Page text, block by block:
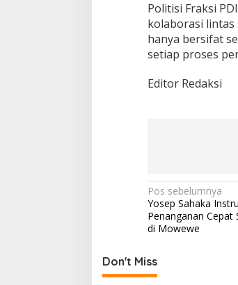
Politisi Fraksi
kolaborasi
hanya bersifat
setiap proses
Editor Redaksi
N
a
v
g
Pos sebelumnya
Yosep Sahaka
Penanganan
di Mowewe
Don't Miss